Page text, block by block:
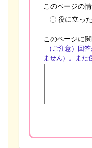
このページの
役に立った
このページに
（ご注意）回
ません）。また